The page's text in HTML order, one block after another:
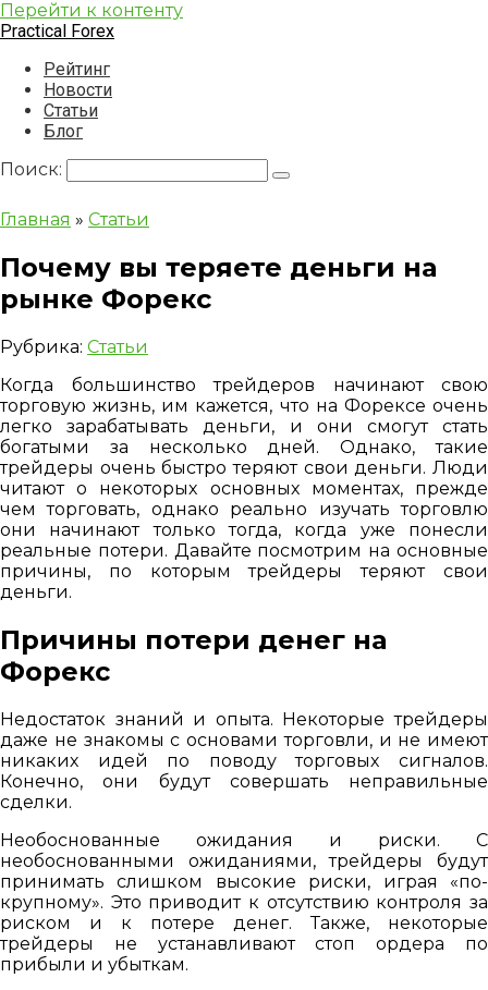
Перейти к контенту
Practical Forex
Рейтинг
Новости
Статьи
Блог
Поиск:
Главная » Статьи
Почему вы теряете деньги на
рынке Форекс
Рубрика: Статьи
Когда большинство трейдеров начинают свою
торговую жизнь, им кажется, что на Форексе очень
легко зарабатывать деньги, и они смогут стать
богатыми за несколько дней. Однако, такие
трейдеры очень быстро теряют свои деньги. Люди
читают о некоторых основных моментах, прежде
чем торговать, однако реально изучать торговлю
они начинают только тогда, когда уже понесли
реальные потери. Давайте посмотрим на основные
причины, по которым трейдеры теряют свои
деньги.
Причины потери денег на
Форекс
Недостаток знаний и опыта. Некоторые трейдеры
даже не знакомы с основами торговли, и не имеют
никаких идей по поводу торговых сигналов.
Конечно, они будут совершать неправильные
сделки.
Необоснованные ожидания и риски. С
необоснованными ожиданиями, трейдеры будут
принимать слишком высокие риски, играя «по-
крупному». Это приводит к отсутствию контроля за
риском и к потере денег. Также, некоторые
трейдеры не устанавливают стоп ордера по
прибыли и убыткам.